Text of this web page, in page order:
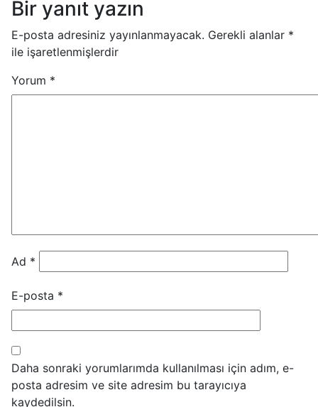
Bir yanıt yazın
E-posta adresiniz yayınlanmayacak. Gerekli alanlar *
ile işaretlenmişlerdir
Yorum *
Ad *
E-posta *
Daha sonraki yorumlarımda kullanılması için adım, e-
posta adresim ve site adresim bu tarayıcıya
kaydedilsin.